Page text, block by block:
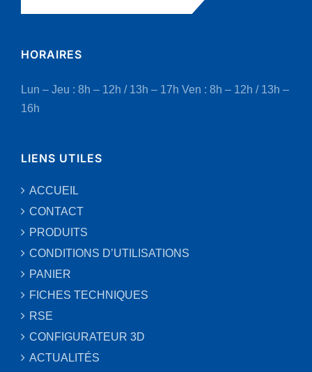
HORAIRES
Lun – Jeu : 8h – 12h / 13h – 17h Ven : 8h – 12h / 13h –
16h
LIENS UTILES
ACCUEIL
CONTACT
PRODUITS
CONDITIONS D’UTILISATIONS
PANIER
FICHES TECHNIQUES
RSE
CONFIGURATEUR 3D
ACTUALITÉS